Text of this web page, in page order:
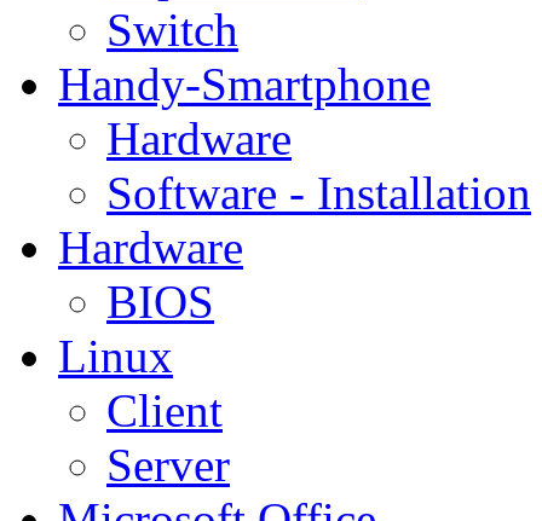
Switch
Handy-Smartphone
Hardware
Software - Installation
Hardware
BIOS
Linux
Client
Server